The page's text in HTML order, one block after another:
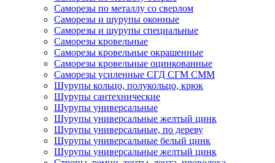
Саморезы по металлу со сверлом
Саморезы и шурупы оконные
Саморезы и шурупы специальные
Саморезы кровельные
Саморезы кровельные окрашенные
Саморезы кровельные оцинкованные
Саморезы усиленные СГД СГМ СММ
Шурупы кольцо, полукольцо, крюк
Шурупы сантехнические
Шурупы универсальные
Шурупы универсальные желтый цинк
Шурупы универсальные, по дереву
Шурупы универсальные белый цинк
Шурупы универсальные желтый цинк